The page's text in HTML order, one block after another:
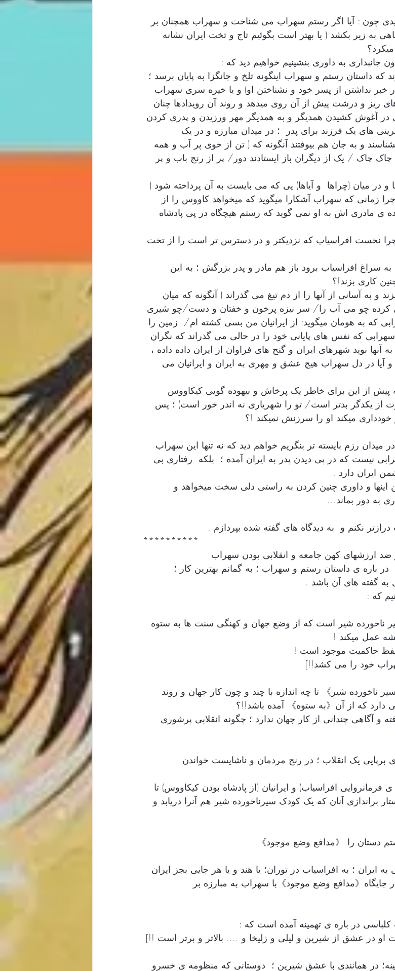
چون : آیا اگر رستم سهراب می شناخت و سهراب همچنان بر
به زیر بکشد ( یا بهتر است بگوئیم تاج و تخت ایران نشانه
جانبداری به داوری بنشینیم خواهیم دید که :
داستان رستم و سهراب اینگونه تلخ و جانگزا به پایان برسد ؛
خبر نداشتن از پسر خود و نشناختن او) و یا خیره سری سهراب
ریز و درشت پیش از آن روی میدهد و روند آن رویدادها چنان
در آغوش کشیدن همدیگر و به همدیگر مهر ورزیدن و پدری کردن
های یک فرزند برای پدر  ؛ در میدان مبارزه و در یک
نشناسند و به جان هم بیوفتند آنگونه که ( تن از خوی پر آب و همه
چاک / یک از دیگران باز ایستادند دور/ پر از رنج باب و پر
و در میان (چراها  و آیاها) یی که می بایست به آن پرداخته شود (
زمانی که سهراب آشکارا میگوید که میخواهد کاووس را از
ی مادری اش به او نمی گوید که رستم هیچگاه در پی پادشاه
نخست افراسیاب که نزدیکتر و در دسترس تر است را از تخت
سراغ افراسیاب برود باز هم مادر و پدر بزرگش ؛ به این
کاری بزند!؟
و به آسانی از آنها را از دم تیغ می گذراند ( آنگونه که میان
کرده چو می آب را/ سر نیزه پرخون و خفتان و دست/چو شیری
که به هومان میگوید: از ایرانیان من بسی کشته ام/  زمین را
که نفس های پایانی خود را در حالی می گذراند که نگران
نوید شهرهای ایران و گنح های فراوان از ایران داده داده ،
و آیا در دل سهراب هیچ عشق و مِهری به ایران و ایرانیان می
از این برای خاطر یک پرخاش و بیهوده گویی کیکاووس
از یکدگر بدتر است/ تو را شهریاری نه اندر خور است) ؛ پس
خودداری میکند او را سرزنش نمیکند !؟
میدان رزم بایسته تر بنگریم خواهم دید که نه تنها این سهراب
نیست که در پی دیدن پدر به ایران آمده ؛  بلکه  رفتاری بی
ایران دارد .
اینها و داوری چنین کردن به راستی دلی سخت میخواهد و
به دور بماند...
**********
ارزشهای کهن جامعه و انقلابی بودن سهراب
در باره ی داستان رستم و سهراب ؛ به گمانم بهترین کار ؛
به گفته های آن باشد .
که :
شیر است که از وضع جهان و کهنگی سنت ها به ستوه
عمل میکند !
حاکمیت موجود است !
خود را می کشد!!]
ناخورده شیر》 تا چه اندازه با چند و چون کار جهان و روند
دارد که از آن《به ستوه》 آمده باشد!!؟
و آگاهی چندانی از کار جهان ندارد ؛ چگونه انقلابی پرشوری
یک انقلاب ؛ در رنج مردمان و ناشایست خواندن
فرمانروایی افراسیاب) و ایرانیان (از پادشاه بودن کیکاووس) تا
براندازی آنان که یک کودک سیرناخورده شیر هم آنرا دریابد و
دستان را 《مدافع وضع موجود》
ایران ؛ به افراسیاب در توران؛ یا هند و یا هر جایی بجز ایران
《مدافع وضع موجود》با سهراب به مبارزه بر
در باره ی تهمینه آمده است که :
در عشق از شیرین و لیلی و زلیخا و .... بالاتر و برتر است !!]
در همانندی با عشق شیرین ؛  دوستانی که منظومه ی خسرو